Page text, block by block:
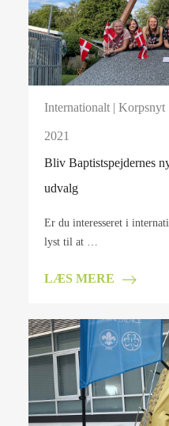
Internationalt| Korpsnyt|
2021
Bliv Baptistspejdernes
udvalg
Er du interesseret i
lyst til at …
LÆS MERE